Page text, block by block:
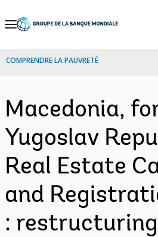
Skip
Navigation
COMPRENDRE LA PAUVRETÉ
Macedonia,
Yugoslav
Real Estate
and
: